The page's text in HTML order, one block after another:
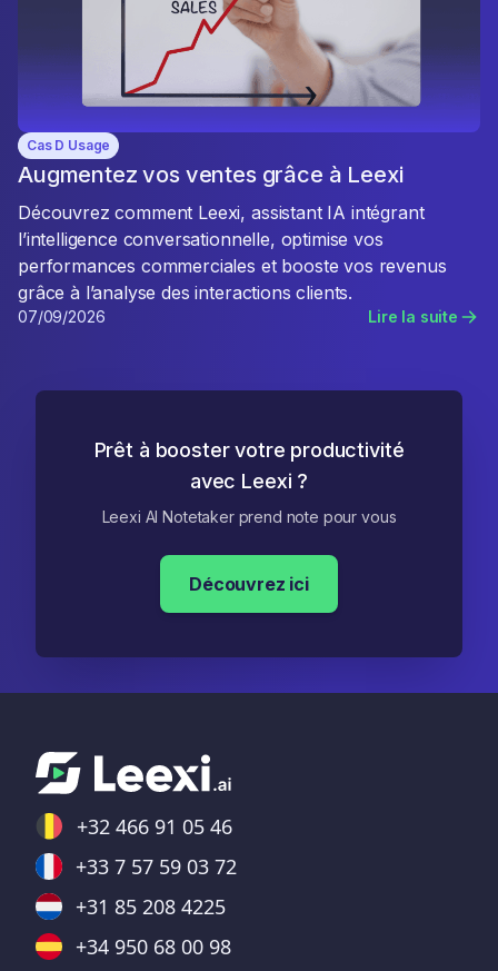
Cas D Usage
Augmentez vos ventes grâce à Leexi
Découvrez comment Leexi, assistant IA intégrant
l’intelligence conversationnelle, optimise vos
performances commerciales et booste vos revenus
grâce à l’analyse des interactions clients.
07/09/2026 Lire la suite
Prêt à booster votre productivité
avec Leexi ?
Leexi AI Notetaker prend note pour vous
Découvrez ici
+32 466 91 05 46
+33 7 57 59 03 72
+31 85 208 4225
+34 950 68 00 98